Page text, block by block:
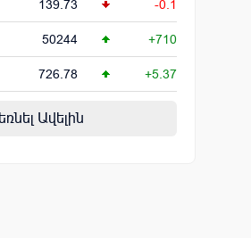
139.73 -0.1
50244 +710
726.78 +5.37
Ավելին